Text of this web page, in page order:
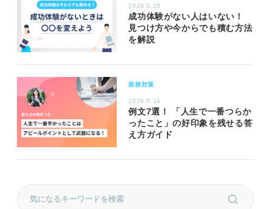
2026.5.25
成功体験がない人はいない！
見つけ方や今からでも積む方法
を解説
面接対策
2026.5.14
例文7選！ 「人生で一番つらか
ったこと」の好印象を残せる答
え方ガイド